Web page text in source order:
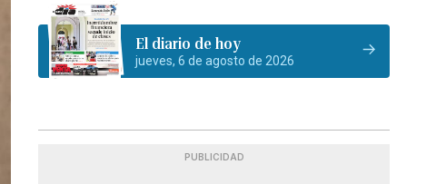
El diario de hoy
jueves, 6 de agosto de 2026
PUBLICIDAD